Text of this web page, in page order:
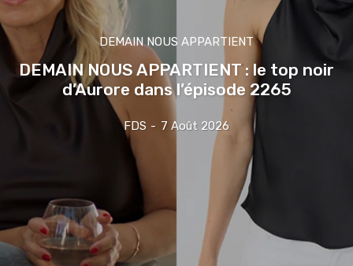
DEMAIN NOUS APPARTIENT
DEMAIN NOUS APPARTIENT : le top noir
d’Aurore dans l’épisode 2265
FDS - 7 Août 2026